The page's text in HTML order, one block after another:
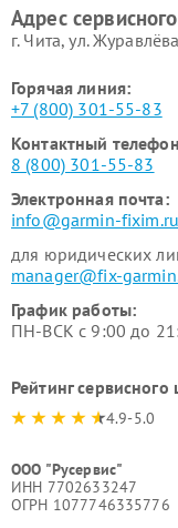
Адрес
г. Чита, ул.
Горячая линия:
+7 (800) 301-55-83
Контактный
8 (800) 301-55-83
Электронная почта:
info@garmin-fixim.ru
для юридических
manager@fix-
График работы:
ПН-ВСК с 9:00 до
Рейтинг сервисного
4.9-5.0
ООО "Русервис"
ИНН 7702633247
ОГРН 1077746335776